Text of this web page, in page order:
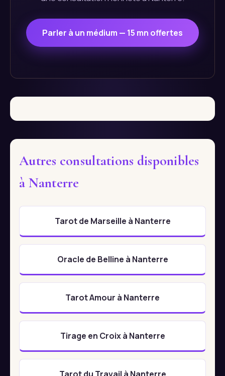
Parler à un médium — 15 mn offertes
Autres consultations disponibles
à Nanterre
Tarot de Marseille à Nanterre
Oracle de Belline à Nanterre
Tarot Amour à Nanterre
Tirage en Croix à Nanterre
Tarot du Travail à Nanterre